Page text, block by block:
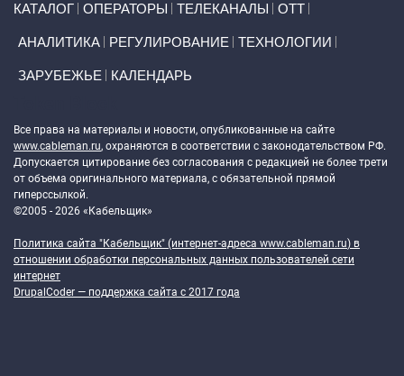
КАТАЛОГ ОПЕРАТОРЫ ТЕЛЕКАНАЛЫ ОТТ
АНАЛИТИКА РЕГУЛИРОВАНИЕ ТЕХНОЛОГИИ
ЗАРУБЕЖЬЕ КАЛЕНДАРЬ
Все права на материалы и новости, опубликованные на сайте
www.cableman.ru, охраняются в соответствии с законодательством РФ.
Допускается цитирование без согласования с редакцией не более трети
от объема оригинального материала, с обязательной прямой
гиперссылкой.
©2005 - 2026 «Кабельщик»
Политика сайта "Кабельщик" (интернет-адреса www.cableman.ru) в
отношении обработки персональных данных пользователей сети
интернет
DrupalCoder — поддержка сайта c 2017 года